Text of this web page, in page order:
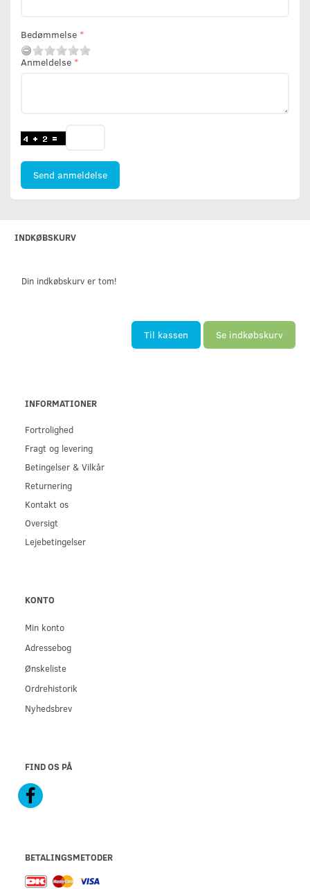
Bedømmelse
Anmeldelse
Send anmeldelse
INDKØBSKURV
Din indkøbskurv er tom!
Til kassen Se indkøbskurv
INFORMATIONER
Fortrolighed
Fragt og levering
Betingelser & Vilkår
Returnering
Kontakt os
Oversigt
Lejebetingelser
KONTO
Min konto
Adressebog
Ønskeliste
Ordrehistorik
Nyhedsbrev
FIND OS PÅ
BETALINGSMETODER